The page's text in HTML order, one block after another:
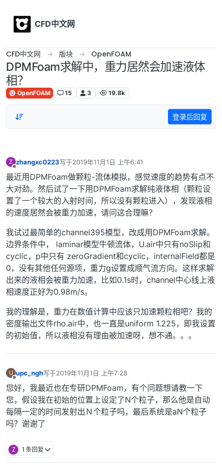
CFD中文网
CFD中文网 版块 OpenFOAM
DPMFoam求解中，重力居然会加速液体
相？
OpenFOAM 15 3 19.8k
登录后回复
Z
离线
zhangxc0223写于2019年11月1日 上午6:41
最后由 编辑
最近用DPMFoam做颗粒-流体模拟，感觉速度的趋势有点不
大对劲。然后试了一下用DPMFoam求解纯液体相（颗粒设
置了一个较大的入射时间，所以没有颗粒进入），发现液相
的速度居然会被重力加速，请问这合理嘛？
我试过最简单的channel395模型，改成用DPMFoam求解。
边界条件中， laminar模型牛顿流体，U.air中只有noSlip和
cyclic，p中只有 zeroGradient和cyclic，internalField都是
0，没有其他任何源项，重力g设置成顺气流方向。这样求解
出来的液相会被重力加速，比如0.1s时，channel中心线上液
相速度正好为0.98m/s。
我的理解是，重力在数值计算中应该只加速颗粒相吧？我的
密度输出文件rho.air中，也一直是uniform 1.225，即我设置
的初始值，所以液相没有理由被加速呀，想不通。。。
U
离线
upc_ngh写于2019年11月1日 上午7:28
最后由 编辑
您好，我最近也在专研DPMFoam，有个问题想请教一下
您，假设我在初始的位置上设定了N个粒子，那么他是自动
每隔一定的时间发射出Ｎ个粒子吗，最后系统是aN个粒子
吗？谢谢了
Z 1 条回复